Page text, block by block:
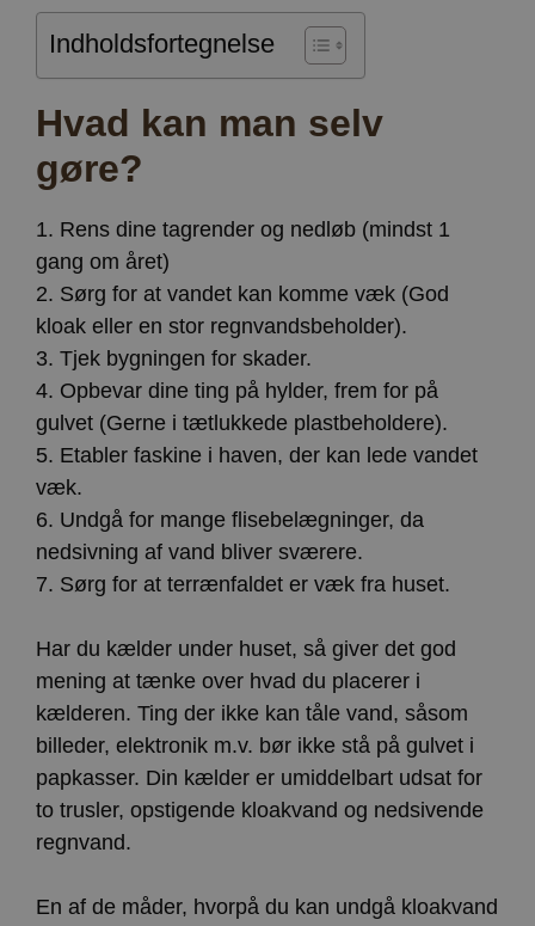
Indholdsfortegnelse
Hvad kan man selv
gøre?
1. Rens dine tagrender og nedløb (mindst 1
gang om året)
2. Sørg for at vandet kan komme væk (God
kloak eller en stor regnvandsbeholder).
3. Tjek bygningen for skader.
4. Opbevar dine ting på hylder, frem for på
gulvet (Gerne i tætlukkede plastbeholdere).
5. Etabler faskine i haven, der kan lede vandet
væk.
6. Undgå for mange flisebelægninger, da
nedsivning af vand bliver sværere.
7. Sørg for at terrænfaldet er væk fra huset.
Har du kælder under huset, så giver det god
mening at tænke over hvad du placerer i
kælderen. Ting der ikke kan tåle vand, såsom
billeder, elektronik m.v. bør ikke stå på gulvet i
papkasser. Din kælder er umiddelbart udsat for
to trusler, opstigende kloakvand og nedsivende
regnvand.
En af de måder, hvorpå du kan undgå kloakvand